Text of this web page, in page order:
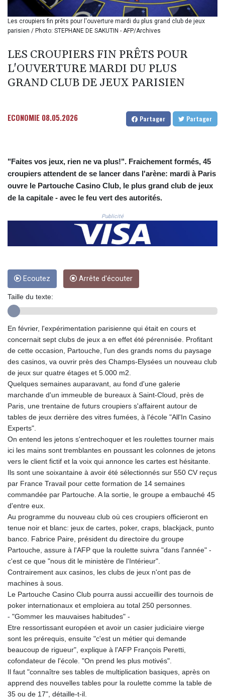
22588.429982
BZD 2.317251
2604.584378
CHF 0.936272
CLP
CNH 7.777151
CUC 1.152471
CUP 30.540479
CVE 110.809379
DKK 7.476217
GBP 0.85641
GGP 0.856077
GHS 13.524239
GIP 0.856077
GMD 85.282572
10118.69464
GTQ 8.791437
GYD 241.048608
HKD 9.04099
HRK 7.536585
HTG 150.649793
HUF 364.625083
IDR
20648.821428
ILS 3.46629
INR 109.809273
IQD
1509.393123
IRR
ISK 142.41109
JMD 182.637459
JOD 0.81708
KES 149.083075
KGS 100.783234
KHR
4675.235131
KMF 492.105126
KRW
Les croupiers fin prêts pour l'ouverture mardi du plus grand club de jeux
parisien / Photo: STEPHANE DE SAKUTIN - AFP/Archives
LES CROUPIERS FIN PRÊTS POUR
L'OUVERTURE MARDI DU PLUS
GRAND CLUB DE JEUX PARISIEN
ECONOMIE 08.05.2026 Partager Partager
"Faites vos jeux, rien ne va plus!". Fraichement formés, 45
croupiers attendent de se lancer dans l'arène: mardi à Paris
ouvre le Partouche Casino Club, le plus grand club de jeux
de la capitale - avec le feu vert des autorités.
Publicité
Ecoutez Arrête d'écouter
Taille du texte:
En février, l'expérimentation parisienne qui était en cours et
concernait sept clubs de jeux a en effet été pérennisée. Profitant
de cette occasion, Partouche, l'un des grands noms du paysage
des casinos, va ouvrir près des Champs-Elysées un nouveau club
de jeux sur quatre étages et 5.000 m2.
Quelques semaines auparavant, au fond d'une galerie
marchande d'un immeuble de bureaux à Saint-Cloud, près de
Paris, une trentaine de futurs croupiers s'affairent autour de
tables de jeux derrière des vitres fumées, à l'école "All'In Casino
Experts".
On entend les jetons s'entrechoquer et les roulettes tourner mais
ici les mains sont tremblantes en poussant les colonnes de jetons
vers le client fictif et la voix qui annonce les cartes est hésitante.
Ils sont une soixantaine à avoir été sélectionnés sur 550 CV reçus
par France Travail pour cette formation de 14 semaines
commandée par Partouche. A la sortie, le groupe a embauché 45
d'entre eux.
Au programme du nouveau club où ces croupiers officieront en
tenue noir et blanc: jeux de cartes, poker, craps, blackjack, punto
banco. Fabrice Paire, président du directoire du groupe
Partouche, assure à l'AFP que la roulette suivra "dans l'année" -
c'est ce que "nous dit le ministère de l'Intérieur".
Contrairement aux casinos, les clubs de jeux n'ont pas de
machines à sous.
Le Partouche Casino Club pourra aussi accueillir des tournois de
poker internationaux et emploiera au total 250 personnes.
- "Gommer les mauvaises habitudes" -
Etre ressortissant européen et avoir un casier judiciaire vierge
sont les prérequis, ensuite "c'est un métier qui demande
beaucoup de rigueur", explique à l'AFP François Peretti,
cofondateur de l'école. "On prend les plus motivés".
Il faut "connaître ses tables de multiplication basiques, après on
apprend des nouvelles tables pour la roulette comme la table de
35 ou de 17", détaille-t-il.